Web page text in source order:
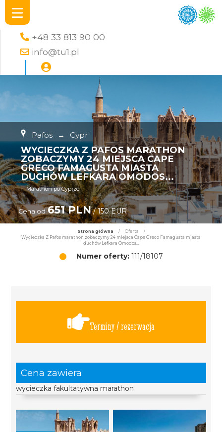
+48 33 813 90 00
info@tu1.pl
Pafos → Cypr
WYCIECZKA Z PAFOS MARATHON
ZOBACZYMY 24 MIEJSCA CAPE
GRECO FAMAGUSTA MIASTA
DUCHÓW LEFKARA OMODOS...
Marathon po Cyprze
Cena od 651 PLN/ 150 EUR
Strona główna / Oferta
/
Wycieczka Z Pafos marathon zobaczymy 24 miejsca Cape Greco Famagusta miasta
duchów Lefkara Omodos...
Numer oferty:111/18107
Terminy / rezerwacja
Cena zawiera
wycieczka fakultatywna marathon